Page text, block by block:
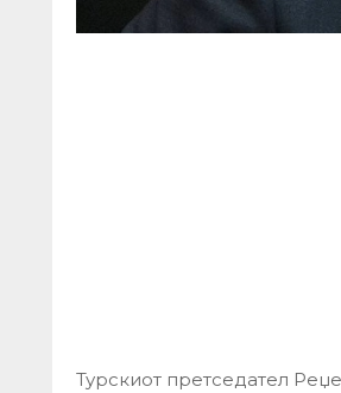
Турскиот претседател